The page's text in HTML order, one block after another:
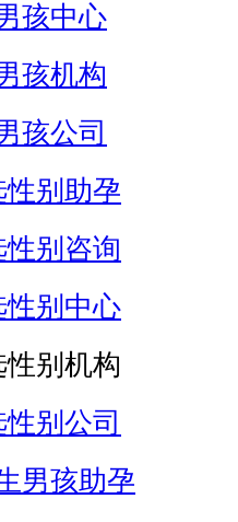
孩中心
孩机构
孩公司
性别助孕
性别咨询
性别中心
性别机构
别公司
男孩助孕